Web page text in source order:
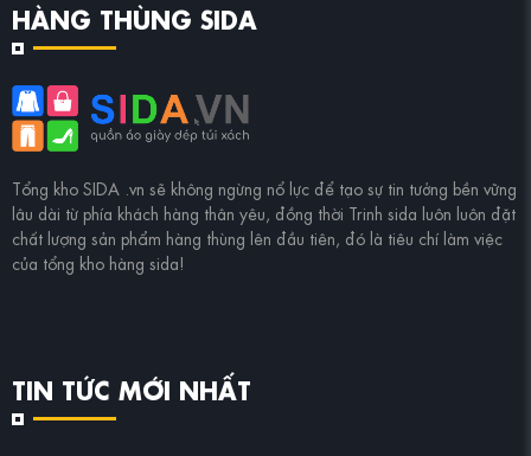
HÀNG THÙNG SIDA
Tổng kho SIDA .vn sẽ không ngừng nổ lực để tạo sự tin tưởng bền vững
lâu dài từ phía khách hàng thân yêu, đồng thời Trinh sida luôn luôn đặt
chất lượng sản phẩm hàng thùng lên đầu tiên, đó là tiêu chí làm việc
của tổng kho hàng sida!
TIN TỨC MỚI NHẤT